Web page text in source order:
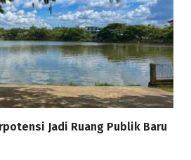
Jadi Ruang Publik Baru